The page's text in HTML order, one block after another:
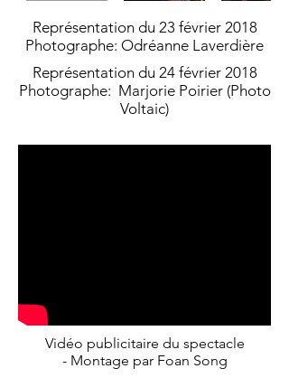
Représentation du 23 février 2018
Photographe: Odréanne Laverdière
Représentation du 24 février 2018
Photographe: Marjorie Poirier (Photo
Voltaic)
Vidéo publicitaire du spectacle
- Montage par Foan Song